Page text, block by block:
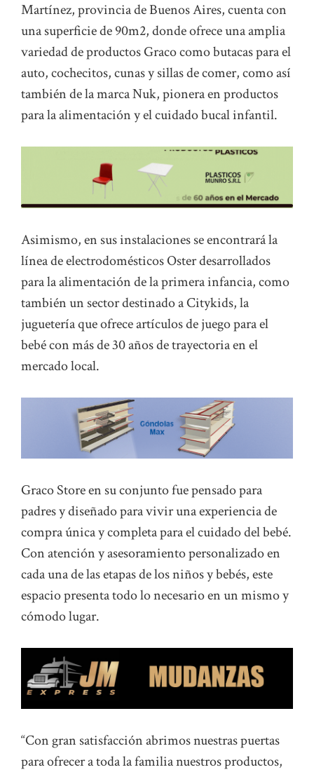
Martínez, provincia de Buenos Aires, cuenta con
una superficie de 90m2, donde ofrece una amplia
variedad de productos Graco como butacas para el
auto, cochecitos, cunas y sillas de comer, como así
también de la marca Nuk, pionera en productos
para la alimentación y el cuidado bucal infantil.
Asimismo, en sus instalaciones se encontrará la
línea de electrodomésticos Oster desarrollados
para la alimentación de la primera infancia, como
también un sector destinado a Citykids, la
juguetería que ofrece artículos de juego para el
bebé con más de 30 años de trayectoria en el
mercado local.
Graco Store en su conjunto fue pensado para
padres y diseñado para vivir una experiencia de
compra única y completa para el cuidado del bebé.
Con atención y asesoramiento personalizado en
cada una de las etapas de los niños y bebés, este
espacio presenta todo lo necesario en un mismo y
cómodo lugar.
“Con gran satisfacción abrimos nuestras puertas
para ofrecer a toda la familia nuestros productos,